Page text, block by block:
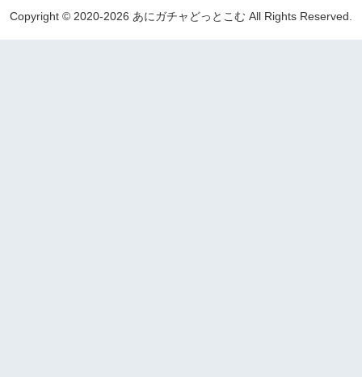
Copyright © 2020-2026 あにガチャどっとこむ All Rights Reserved.